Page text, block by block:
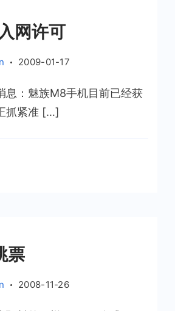
网许可
2009-01-17
息：魅族M8手机目前已经获
抓紧准 […]
票
2008-11-26